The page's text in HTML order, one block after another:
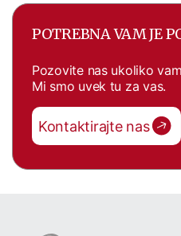
POTREBNA VAM JE
Pozovite nas ukoliko
Mi smo uvek tu za vas.
Kontaktirajte nas